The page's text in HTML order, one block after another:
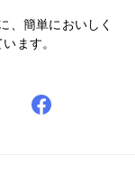
、簡単においしく
ます。